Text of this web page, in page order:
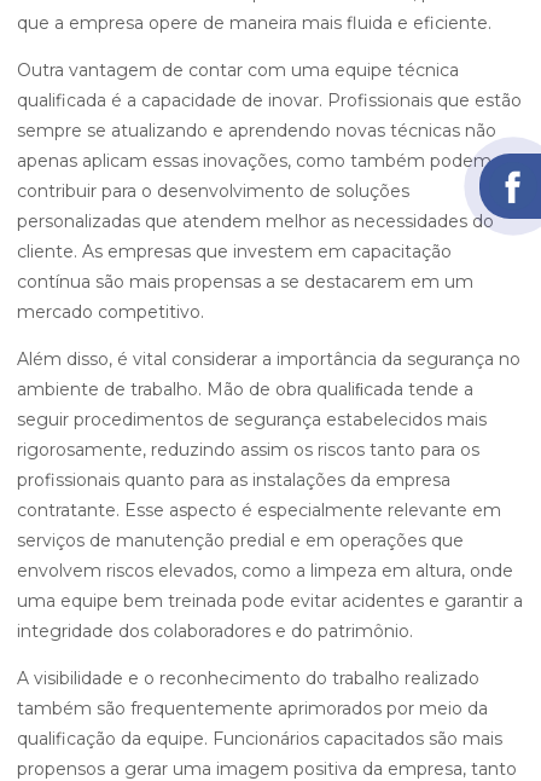
que a empresa opere de maneira mais fluida e eficiente.
Outra vantagem de contar com uma equipe técnica
qualificada é a capacidade de inovar. Profissionais que estão
sempre se atualizando e aprendendo novas técnicas não
apenas aplicam essas inovações, como também podem
contribuir para o desenvolvimento de soluções
personalizadas que atendem melhor as necessidades do
cliente. As empresas que investem em capacitação
contínua são mais propensas a se destacarem em um
mercado competitivo.
Além disso, é vital considerar a importância da segurança no
ambiente de trabalho. Mão de obra qualiﬁcada tende a
seguir procedimentos de segurança estabelecidos mais
rigorosamente, reduzindo assim os riscos tanto para os
profissionais quanto para as instalações da empresa
contratante. Esse aspecto é especialmente relevante em
serviços de manutenção predial e em operações que
envolvem riscos elevados, como a limpeza em altura, onde
uma equipe bem treinada pode evitar acidentes e garantir a
integridade dos colaboradores e do patrimônio.
A visibilidade e o reconhecimento do trabalho realizado
também são frequentemente aprimorados por meio da
qualificação da equipe. Funcionários capacitados são mais
propensos a gerar uma imagem positiva da empresa, tanto